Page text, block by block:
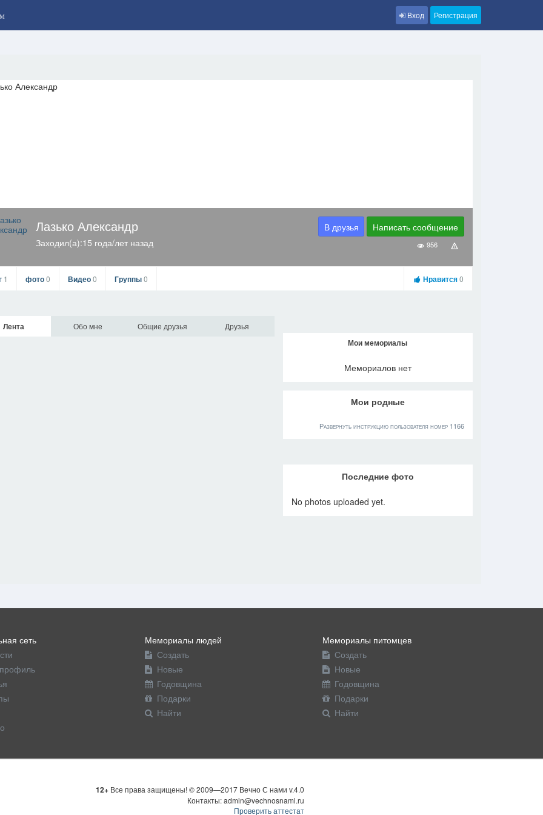
Вход Регистрация
Лазько Александр
Заходил(а):15 года/лет назад
В друзья Написать сообщение
956
1 фото0 Видео0 Группы0 Нравится0
Мои мемориалы
Мемориалов нет
Мои родные
Развернуть инструкцию пользователя номер 1166
Последние фото
No photos uploaded yet.
Лента Обо мне Общие друзья Друзья
сеть
Мемориалы людей
Создать
Новые
Годовщина
Подарки
Найти
Мемориалы питомцев
Создать
Новые
Годовщина
Подарки
Найти
12+Все права защищены! © 2009—2017 Вечно С нами v.4.0
Контакты: admin@vechnosnami.ru
Проверить аттестат